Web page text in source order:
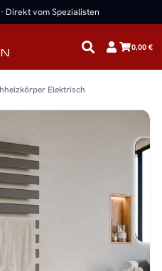
Direkt vom Spezialisten
0,00 €
Elektrisch